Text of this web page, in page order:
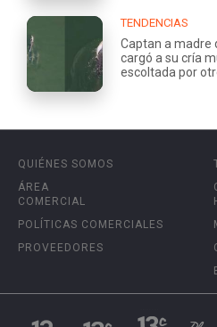
TENDENCIAS
Captan a madre
cargó a su cría
escoltada por
QUIÉNES SOMOS
ÁREA
COMERCIAL
POLÍTICAS COMERCIALES
PROVEEDORES